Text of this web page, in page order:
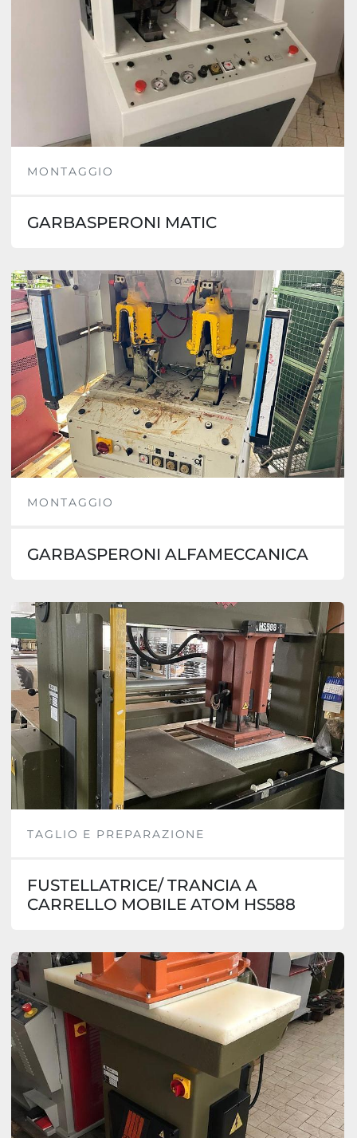
MONTAGGIO
GARBASPERONI MATIC
MONTAGGIO
GARBASPERONI ALFAMECCANICA
TAGLIO E PREPARAZIONE
FUSTELLATRICE/ TRANCIA A
CARRELLO MOBILE ATOM HS588